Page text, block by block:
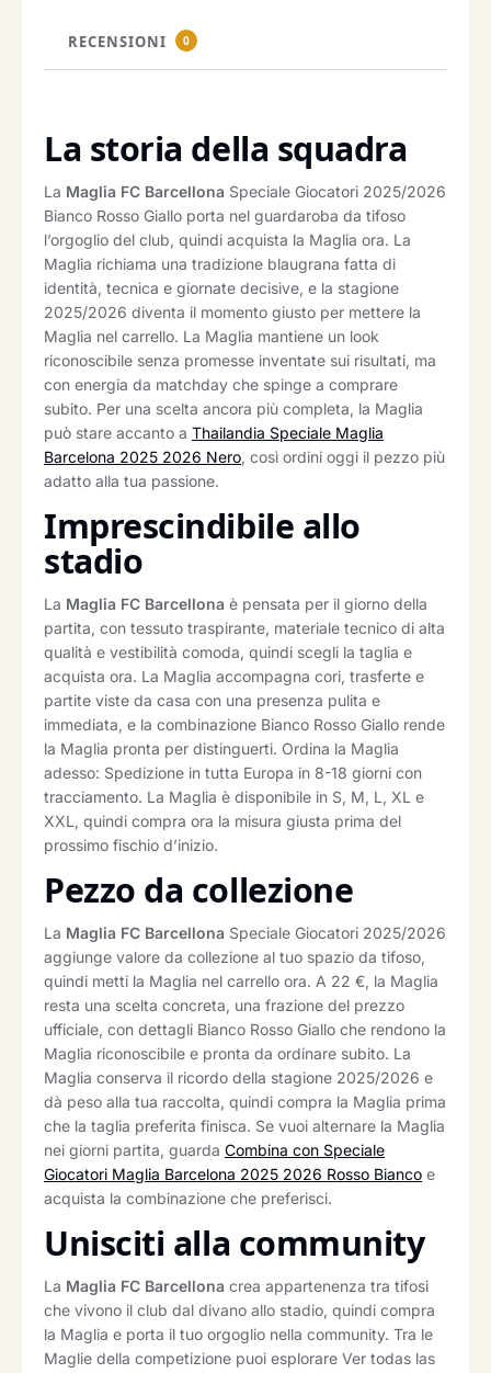
RECENSIONI 0
La storia della squadra
La Maglia FC Barcellona Speciale Giocatori 2025/2026
Bianco Rosso Giallo porta nel guardaroba da tifoso
l’orgoglio del club, quindi acquista la Maglia ora. La
Maglia richiama una tradizione blaugrana fatta di
identità, tecnica e giornate decisive, e la stagione
2025/2026 diventa il momento giusto per mettere la
Maglia nel carrello. La Maglia mantiene un look
riconoscibile senza promesse inventate sui risultati, ma
con energia da matchday che spinge a comprare
subito. Per una scelta ancora più completa, la Maglia
può stare accanto a Thailandia Speciale Maglia
Barcelona 2025 2026 Nero, così ordini oggi il pezzo più
adatto alla tua passione.
Imprescindibile allo
stadio
La Maglia FC Barcellona è pensata per il giorno della
partita, con tessuto traspirante, materiale tecnico di alta
qualità e vestibilità comoda, quindi scegli la taglia e
acquista ora. La Maglia accompagna cori, trasferte e
partite viste da casa con una presenza pulita e
immediata, e la combinazione Bianco Rosso Giallo rende
la Maglia pronta per distinguerti. Ordina la Maglia
adesso: Spedizione in tutta Europa in 8-18 giorni con
tracciamento. La Maglia è disponibile in S, M, L, XL e
XXL, quindi compra ora la misura giusta prima del
prossimo fischio d’inizio.
Pezzo da collezione
La Maglia FC Barcellona Speciale Giocatori 2025/2026
aggiunge valore da collezione al tuo spazio da tifoso,
quindi metti la Maglia nel carrello ora. A 22 €, la Maglia
resta una scelta concreta, una frazione del prezzo
ufficiale, con dettagli Bianco Rosso Giallo che rendono la
Maglia riconoscibile e pronta da ordinare subito. La
Maglia conserva il ricordo della stagione 2025/2026 e
dà peso alla tua raccolta, quindi compra la Maglia prima
che la taglia preferita finisca. Se vuoi alternare la Maglia
nei giorni partita, guarda Combina con Speciale
Giocatori Maglia Barcelona 2025 2026 Rosso Bianco e
acquista la combinazione che preferisci.
Unisciti alla community
La Maglia FC Barcellona crea appartenenza tra tifosi
che vivono il club dal divano allo stadio, quindi compra
la Maglia e porta il tuo orgoglio nella community. Tra le
Maglie della competizione puoi esplorare Ver todas las